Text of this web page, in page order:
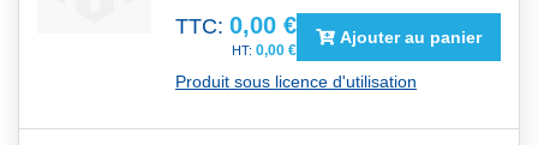
TTC: 0,00 €
0,00 €
Ajouter au panier
Produit sous licence d'utilisation